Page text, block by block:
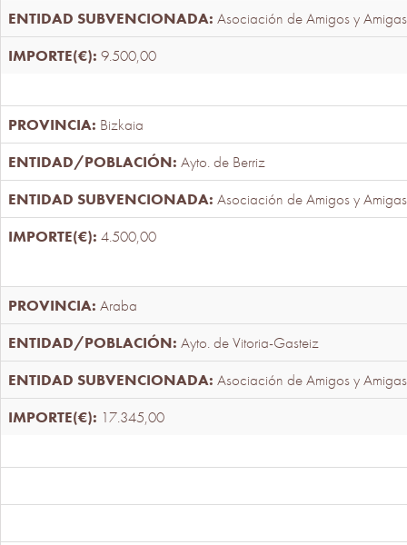
Asociación de Amigos y
9.500,00
Bizkaia
Ayto. de Berriz
Asociación de Amigos y
4.500,00
Araba
Ayto. de Vitoria-Gasteiz
Asociación de Amigos y
17.345,00